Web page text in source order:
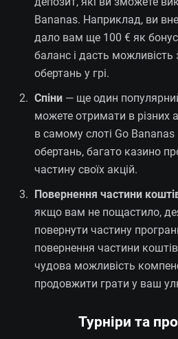
Bananas. Наприклад, ви
дало вам ще 100 € як
баланс і дасть можливість
обертань у грі.
Спіни — ще один
можете отримати в різних
в самому слоті Go
обертань, багато казино
частину своїх акцій.
Повернення частини
якщо вам не пощастило,
повернути частину
повернення частини
чудова можливість
продовжити грати у ваш
Турніри та